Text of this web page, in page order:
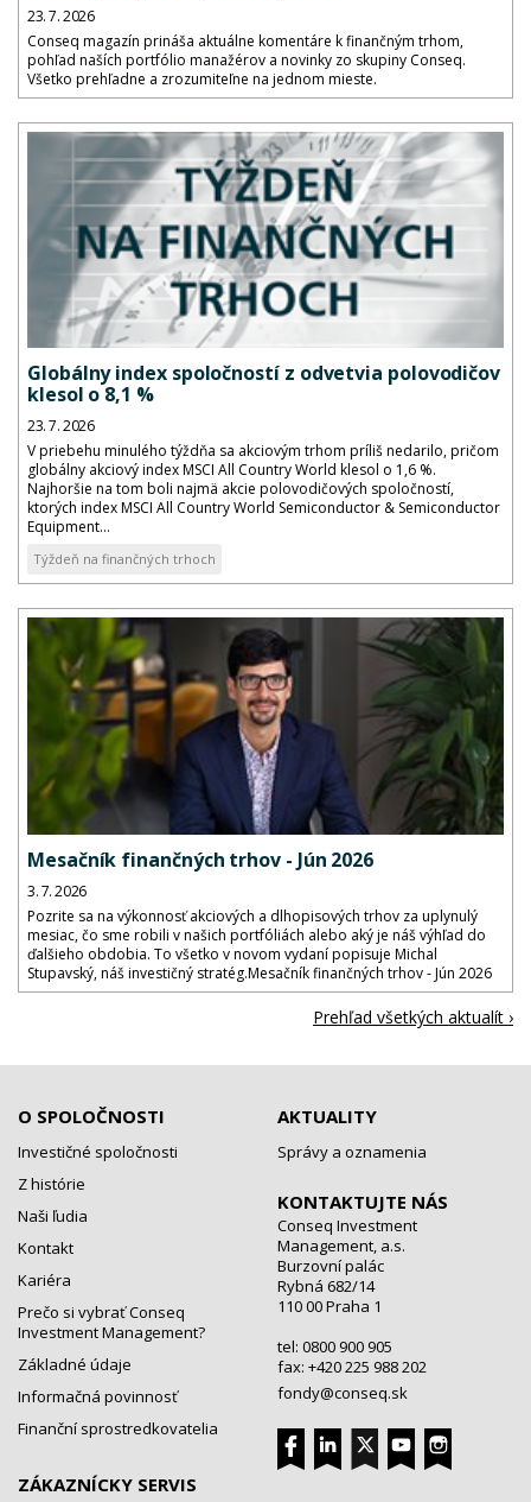
23. 7. 2026
Conseq magazín prináša aktuálne komentáre k finančným trhom,
pohľad naších portfólio manažérov a novinky zo skupiny Conseq.
Všetko prehľadne a zrozumiteľne na jednom mieste.
Globálny index spoločností z odvetvia polovodičov
klesol o 8,1 %
23. 7. 2026
V priebehu minulého týždňa sa akciovým trhom príliš nedarilo, pričom
globálny akciový index MSCI All Country World klesol o 1,6 %.
Najhoršie na tom boli najmä akcie polovodičových spoločností,
ktorých index MSCI All Country World Semiconductor & Semiconductor
Equipment...
Týždeň na finančných trhoch
Mesačník finančných trhov - Jún 2026
3. 7. 2026
Pozrite sa na výkonnosť akciových a dlhopisových trhov za uplynulý
mesiac, čo sme robili v našich portfóliách alebo aký je náš výhľad do
ďalšieho obdobia. To všetko v novom vydaní popisuje Michal
Stupavský, náš investičný stratég.Mesačník finančných trhov - Jún 2026
Prehľad všetkých aktualít ›
O SPOLOČNOSTI
Investičné spoločnosti
Z histórie
Naši ľudia
Kontakt
Kariéra
Prečo si vybrať Conseq
Investment Management?
Základné údaje
Informačná povinnosť
Finanční sprostredkovatelia
ZÁKAZNÍCKY SERVIS
AKTUALITY
Správy a oznamenia
KONTAKTUJTE NÁS
Conseq Investment
Management, a.s.
Burzovní palác
Rybná 682/14
110 00 Praha 1
tel: 0800 900 905
fax: +420 225 988 202
fondy@conseq.sk